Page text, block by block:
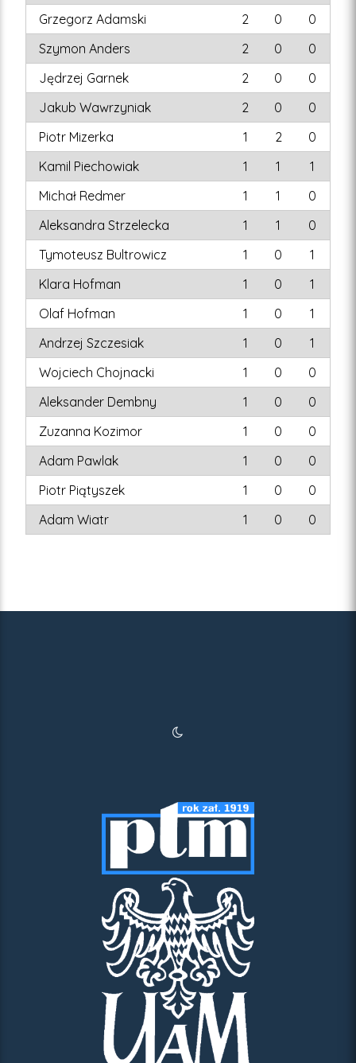
Grzegorz Adamski
2 0
0
Szymon Anders
2 0
0
Jędrzej Garnek
2 0
0
Jakub Wawrzyniak
2 0
0
Piotr Mizerka
1 2
0
Kamil Piechowiak
1 1
1
Michał Redmer
1 1
0
Aleksandra Strzelecka
1 1
0
Tymoteusz Bultrowicz
1 0
1
Klara Hofman
1 0
1
Olaf Hofman
1 0
1
Andrzej Szczesiak
1 0
1
Wojciech Chojnacki
1 0
0
Aleksander Dembny
1 0
0
Zuzanna Kozimor
1 0
0
Adam Pawlak
1 0
0
Piotr Piątyszek
1 0
0
Adam Wiatr
1 0 0